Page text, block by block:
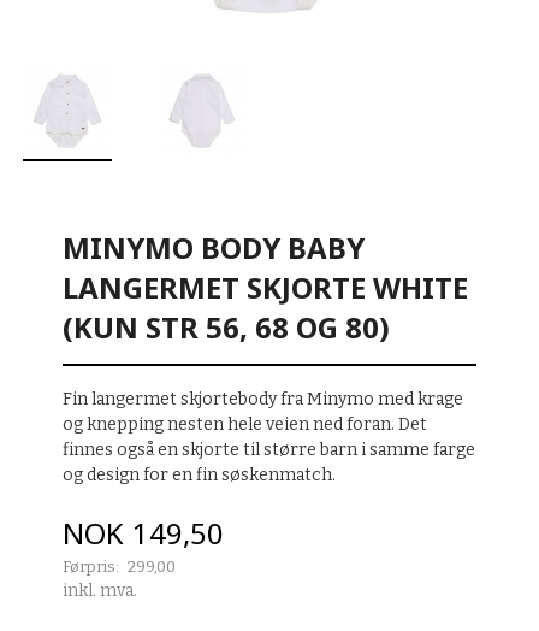
MINYMO BODY BABY
LANGERMET SKJORTE WHITE
(KUN STR 56, 68 OG 80)
Fin langermet skjortebody fra Minymo med krage
og knepping nesten hele veien ned foran. Det
finnes også en skjorte til større barn i samme farge
og design for en fin søskenmatch.
Tilbud
NOK 149,50
Førpris: 299,00
Rabatt
inkl. mva.